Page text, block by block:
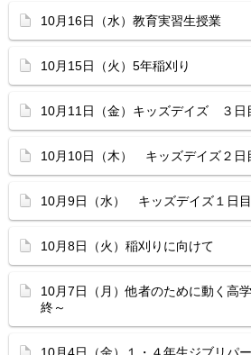
10月16日（水）教育実習生授業
10月15日（火）5年稲刈り
10月11日（金）キッズデイズ ３日
10月10日（木） キッズデイズ２日
10月9日（水） キッズデイズ１日目
10月8日（火）稲刈りに向けて
10月7日（月）他者のために動く高
終～